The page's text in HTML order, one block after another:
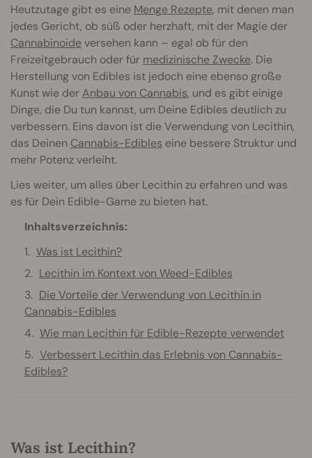
Heutzutage gibt es eine Menge Rezepte, mit denen man
jedes Gericht, ob süß oder herzhaft, mit der Magie der
Cannabinoideversehen kann – egal ob für den
Freizeitgebrauch oder für medizinische Zwecke. Die
Herstellung von Edibles ist jedoch eine ebenso große
Kunst wie derAnbau von Cannabis, und es gibt einige
Dinge, die Du tun kannst, um Deine Edibles deutlich zu
verbessern. Eins davon ist die Verwendung von Lecithin,
das Deinen Cannabis-Edibles eine bessere Struktur und
mehr Potenz verleiht.
Lies weiter, um alles über Lecithin zu erfahren und was
es für Dein Edible-Game zu bieten hat.
Inhaltsverzeichnis:
Was ist Lecithin?
Lecithin im Kontext von Weed-Edibles
Die Vorteile der Verwendung von Lecithin in
Cannabis-Edibles
Wie man Lecithin für Edible-Rezepte verwendet
Verbessert Lecithin das Erlebnis von Cannabis-
Edibles?
Was ist Lecithin?